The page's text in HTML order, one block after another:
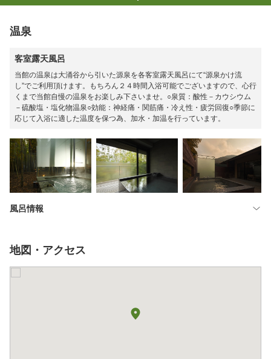
温泉
客室露天風呂
当館の温泉は大涌谷から引いた源泉を各客室露天風呂にて“源泉かけ流
し”でご利用頂けます。もちろん２４時間入浴可能でございますので、心行
くまで当館自慢の温泉をお楽しみ下さいませ。○泉質：酸性－カウシウム
－硫酸塩・塩化物温泉○効能：神経痛・関筋痛・冷え性・疲労回復○季節に
応じて入浴に適した温度を保つ為、加水・加温を行っています。
風呂情報
地図・アクセス